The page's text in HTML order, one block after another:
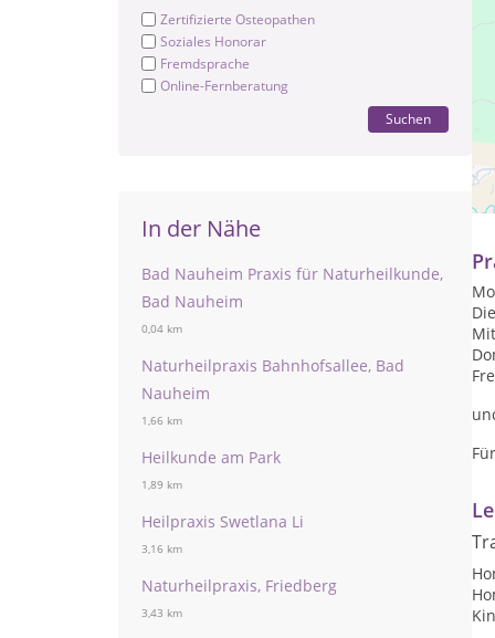
Zertifizierte Osteopathen
Soziales Honorar
Fremdsprache
Online-Fernberatung
Suchen
In der Nähe
Bad Nauheim Praxis für Naturheilkunde,
Bad Nauheim
0,04 km
Naturheilpraxis Bahnhofsallee, Bad
Nauheim
1,66 km
Heilkunde am Park
1,89 km
Heilpraxis Swetlana Li
3,16 km
Naturheilpraxis, Friedberg
3,43 km